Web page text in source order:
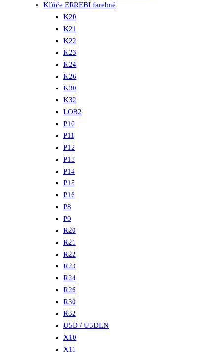
Kľúče ERREBI farebné
K20
K21
K22
K23
K24
K26
K30
K32
LOB2
P10
P11
P12
P13
P14
P15
P16
P8
P9
R20
R21
R22
R23
R24
R26
R30
R32
U5D / U5DLN
X10
X11